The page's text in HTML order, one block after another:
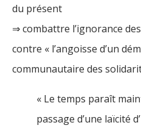
du présent
⇒ combattre l’ignorance
contre « l’angoisse d’un
communautaire des
« Le temps paraît
passage d’une laïcité